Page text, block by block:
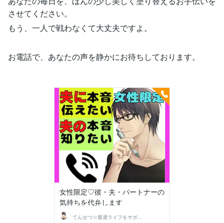
させてください。
もう、一人で戦わなくて大丈夫ですよ。
お電話で、あなたの声を静かにお待ちしております。
女性限定♡彼・夫・パートナーの
気持ちを代弁します
てんせつ☆最適ライフをサポートする